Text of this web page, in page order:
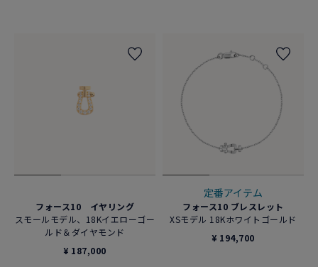
フォース10 イヤリング
スモールモデル、18Kイエローゴー
ルド＆ダイヤモンド
¥ 187,000
定番アイテム
フォース10 ブレスレット
XSモデル 18Kホワイトゴールド
¥ 194,700